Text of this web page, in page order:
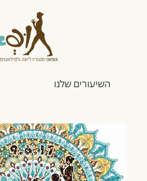
השיעורים שלנו